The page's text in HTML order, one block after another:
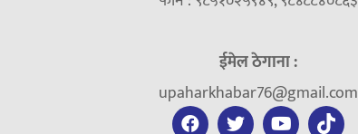
ईमेल ठेगाना :
upaharkhabar76@gmail.com